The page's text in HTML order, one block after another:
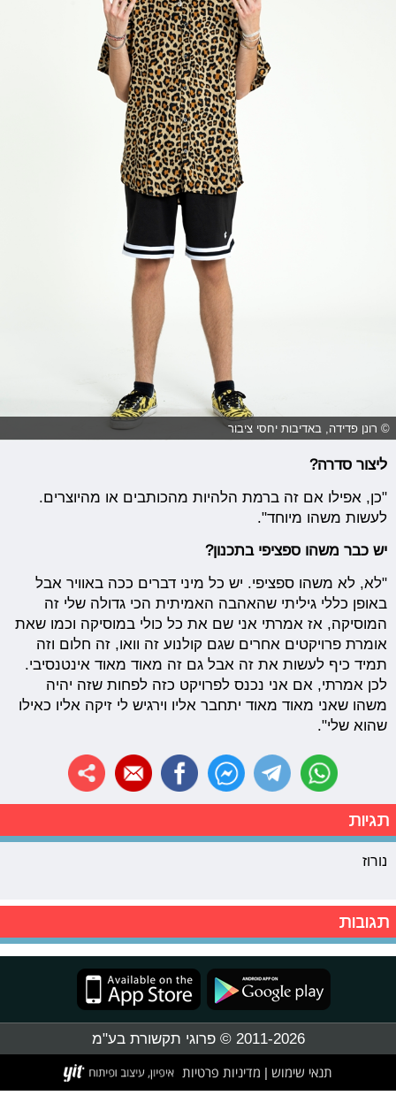
© רונן פדידה, באדיבות יחסי ציבור
ליצור סדרה?
"כן, אפילו אם זה ברמת הלהיות מהכותבים או מהיוצרים.
לעשות משהו מיוחד".
יש כבר משהו ספציפי בתכנון?
"לא, לא משהו ספציפי. יש כל מיני דברים ככה באוויר אבל
באופן כללי גיליתי שהאהבה האמיתית הכי גדולה שלי זה
המוסיקה, אז אמרתי אני שם את כל כולי במוסיקה וכמו שאת
אומרת פרויקטים אחרים שגם קולנוע זה וואו, זה חלום וזה
תמיד כיף לעשות את זה אבל גם זה מאוד מאוד אינטנסיבי.
לכן אמרתי, אם אני נכנס לפרויקט כזה לפחות שזה יהיה
משהו שאני מאוד מאוד יתחבר אליו וירגיש לי זיקה אליו כאילו
שהוא שלי".
תגיות
נורוז
תגובות
2011-2026 © פרוגי תקשורת בע"מ
תנאי שימוש מדיניות פרטיות